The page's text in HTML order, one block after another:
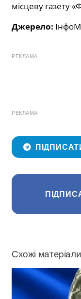
місцеву газету
Джерело:
РЕКЛАМА
РЕКЛАМА
Схожі матеріали